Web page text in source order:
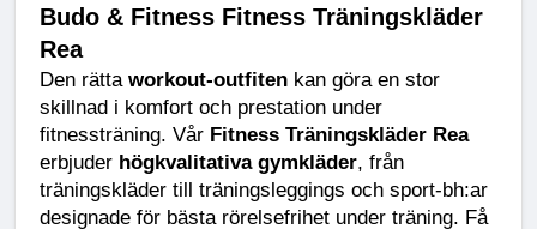
Budo & Fitness Fitness Träningskläder
Rea
Den rätta workout-outfiten kan göra en stor
skillnad i komfort och prestation under
fitnessträning. Vår Fitness Träningskläder Rea
erbjuder högkvalitativa gymkläder, från
träningskläder till träningsleggings och sport-bh:ar
designade för bästa rörelsefrihet under träning. Få